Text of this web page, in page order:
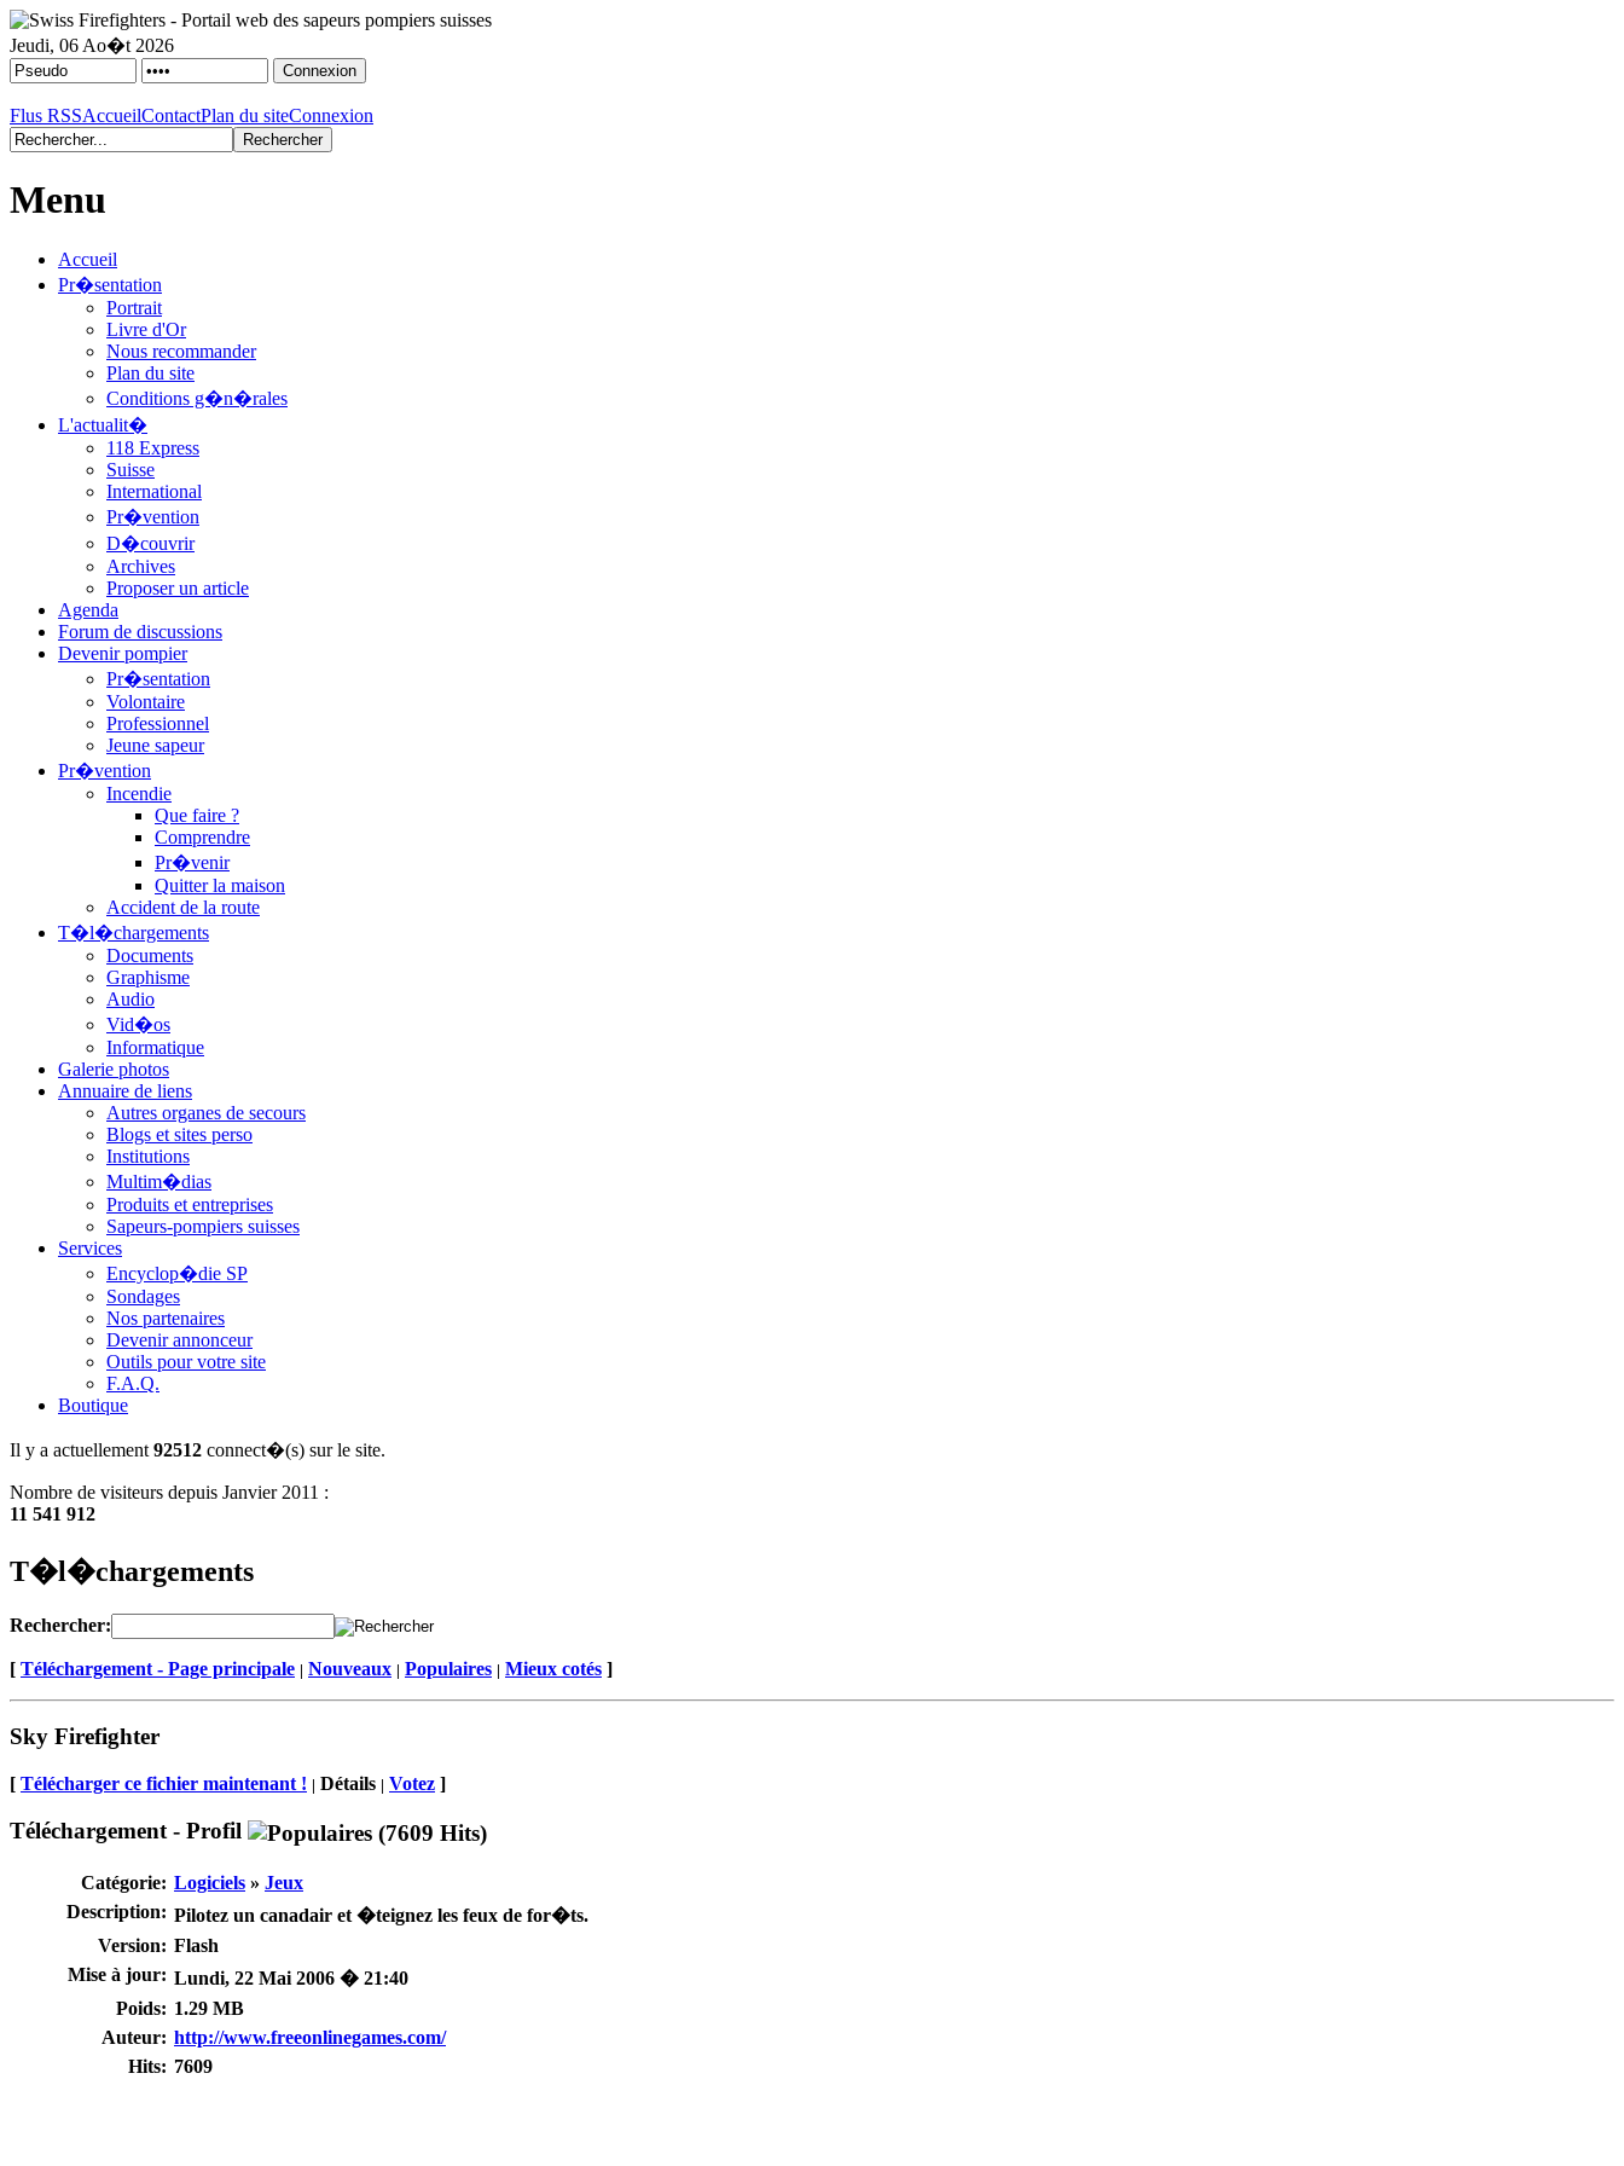
Jeudi, 06 Ao�t 2026
Flus RSSAccueilContactPlan du siteConnexion
Menu
Accueil
Pr�sentation
Portrait
Livre d'Or
Nous recommander
Plan du site
Conditions g�n�rales
L'actualit�
118 Express
Suisse
International
Pr�vention
D�couvrir
Archives
Proposer un article
Agenda
Forum de discussions
Devenir pompier
Pr�sentation
Volontaire
Professionnel
Jeune sapeur
Pr�vention
Incendie
Que faire ?
Comprendre
Pr�venir
Quitter la maison
Accident de la route
T�l�chargements
Documents
Graphisme
Audio
Vid�os
Informatique
Galerie photos
Annuaire de liens
Autres organes de secours
Blogs et sites perso
Institutions
Multim�dias
Produits et entreprises
Sapeurs-pompiers suisses
Services
Encyclop�die SP
Sondages
Nos partenaires
Devenir annonceur
Outils pour votre site
F.A.Q.
Boutique
Il y a actuellement 92512 connect�(s) sur le site.
Nombre de visiteurs depuis Janvier 2011 :
11 541 912
T�l�chargements
Rechercher:
[ Téléchargement - Page principale | Nouveaux | Populaires | Mieux cotés ]
Sky Firefighter
[ Télécharger ce fichier maintenant ! | Détails | Votez ]
Téléchargement - Profil
Catégorie: Logiciels » Jeux
Description: Pilotez un canadair et �teignez les feux de for�ts.
Version: Flash
Mise à jour: Lundi, 22 Mai 2006 � 21:40
Poids: 1.29 MB
Auteur: http://www.freeonlinegames.com/
Hits: 7609